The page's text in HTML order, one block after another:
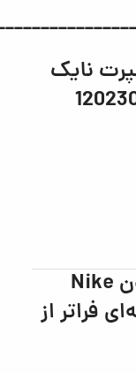
نایک
کتونی اسپرت نایک دراگون Nike
فراتر از